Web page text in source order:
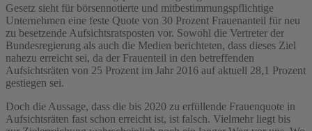
Gesetz sieht für börsennotierte und mitbestimmungspflichtige
Unternehmen eine feste Quote von 30 Prozent Frauenanteil für neu
zu besetzende Aufsichtsratsposten vor. Sowohl die Vertreter der
Bundesregierung als auch die Medien berichteten, dass dieses Ziel
nahezu erreicht sei, da der Frauenteil in den betreffenden
Aufsichtsräten von 25 Prozent im Jahr 2016 auf aktuell 28,1 Prozent
gestiegen sei.
Doch die Aussage, dass die bis 2020 zu erfüllende Frauenquote in
Aufsichtsräten fast schon erreicht ist, ist falsch. Vielmehr liegt bis